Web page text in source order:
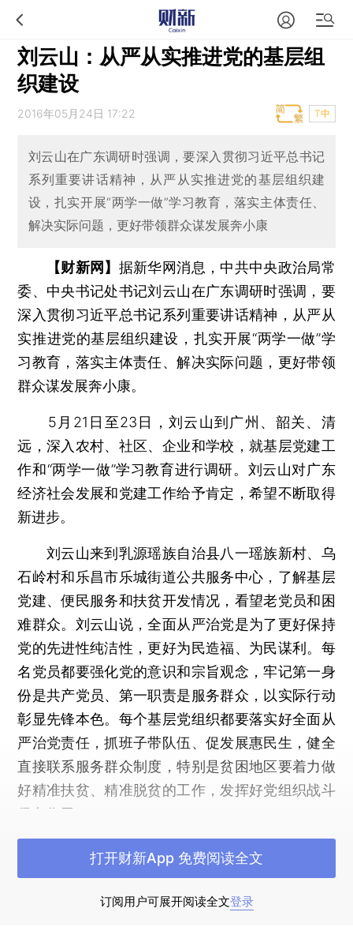
刘云山：从严从实推进党的基层组
织建设
2016年05月24日 17:22 T中
刘云山在广东调研时强调，要深入贯彻习近平总书记
系列重要讲话精神，从严从实推进党的基层组织建
设，扎实开展“两学一做”学习教育，落实主体责任、
解决实际问题，更好带领群众谋发展奔小康
【财新网】 据新华网消息，中共中央政治局常
委、中央书记处书记刘云山在广东调研时强调，要
深入贯彻习近平总书记系列重要讲话精神，从严从
实推进党的基层组织建设，扎实开展“两学一做”学
习教育，落实主体责任、解决实际问题，更好带领
群众谋发展奔小康。
5月21日至23日，刘云山到广州、韶关、清
远，深入农村、社区、企业和学校，就基层党建工
作和“两学一做”学习教育进行调研。刘云山对广东
经济社会发展和党建工作给予肯定，希望不断取得
新进步。
刘云山来到乳源瑶族自治县八一瑶族新村、乌
石岭村和乐昌市乐城街道公共服务中心，了解基层
党建、便民服务和扶贫开发情况，看望老党员和困
难群众。刘云山说，全面从严治党是为了更好保持
党的先进性纯洁性，更好为民造福、为民谋利。每
名党员都要强化党的意识和宗旨观念，牢记第一身
份是共产党员、第一职责是服务群众，以实际行动
彰显先锋本色。每个基层党组织都要落实好全面从
严治党责任，抓班子带队伍、促发展惠民生，健全
直接联系服务群众制度，特别是贫困地区要着力做
好精准扶贫、精准脱贫的工作，发挥好党组织战斗
堡垒作用。
在乐昌市黄坌村和英德市锦田村、英红镇综合
服务中心，刘云山仔细询问“两学一做”学习教育情
况，听取党员干部的意见建议。刘云山说，“两学一
订阅用户可展开阅读全文登录
打开财新App 免费阅读全文